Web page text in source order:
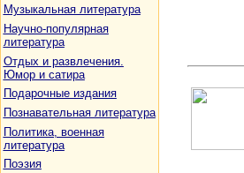
Музыкальная литература
Научно-популярная
литература
Отдых и развлечения.
Юмор и сатира
Подарочные издания
Познавательная литература
Политика, военная
литература
Поэзия